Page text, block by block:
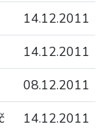
14.12.2011
14.12.2011
08.12.2011
14.12.2011